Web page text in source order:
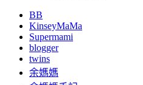
BB
KinseyMaMa
Supermami
blogger
twins
余媽媽